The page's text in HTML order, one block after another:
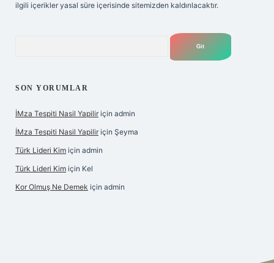
ilgili içerikler yasal süre içerisinde sitemizden kaldırılacaktır.
SON YORUMLAR
İMza Tespiti Nasil Yapilir için admin
İMza Tespiti Nasil Yapilir için Şeyma
Türk Lideri Kim için admin
Türk Lideri Kim için Kel
Kor Olmuş Ne Demek için admin